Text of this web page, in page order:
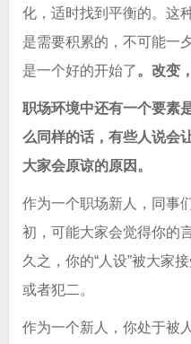
化，适时找到平衡的。这
是需要积累的，不可能一
是一个好的开始了 。改变
职场环境中还有一个要素
么同样的话，有些人说会
大家会原谅的原因。
作为一个职场新人，同事
初，可能大家会觉得你的
久之，你的“人设”被大家
或者犯二。
作为一个新人，你处于被